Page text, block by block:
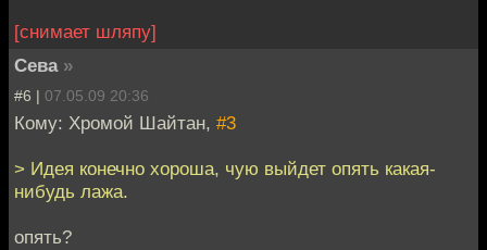
[снимает шляпу]
Сева »
#6 | 07.05.09 20:36
Кому: Хромой Шайтан, #3
> Идея конечно хороша, чую выйдет опять какая-
нибудь лажа.
опять?